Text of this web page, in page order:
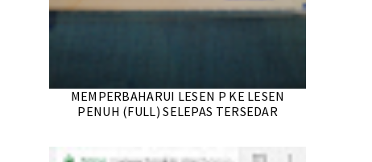
MEMPERBAHARUI LESEN P KE LESEN
PENUH (FULL) SELEPAS TERSEDAR